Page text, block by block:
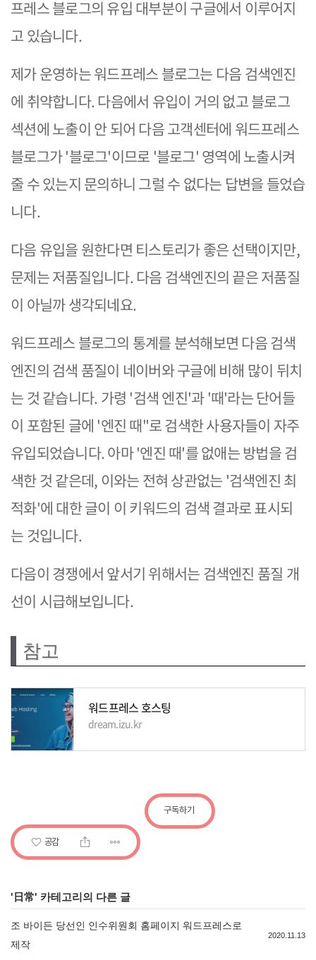
프레스 블로그의 유입 대부분이 구글에서 이루어지
고 있습니다.
제가 운영하는 워드프레스 블로그는 다음 검색엔진
에 취약합니다. 다음에서 유입이 거의 없고 블로그
섹션에 노출이 안 되어 다음 고객센터에 워드프레스
블로그가 '블로그'이므로 '블로그' 영역에 노출시켜
줄 수 있는지 문의하니 그럴 수 없다는 답변을 들었습
니다.
다음 유입을 원한다면 티스토리가 좋은 선택이지만,
문제는 저품질입니다. 다음 검색엔진의 끝은 저품질
이 아닐까 생각되네요.
워드프레스 블로그의 통계를 분석해보면 다음 검색
엔진의 검색 품질이 네이버와 구글에 비해 많이 뒤치
는 것 같습니다. 가령 '검색 엔진'과 '때'라는 단어들
이 포함된 글에 '엔진 때"로 검색한 사용자들이 자주
유입되었습니다. 아마 '엔진 때'를 없애는 방법을 검
색한 것 같은데, 이와는 전혀 상관없는 '검색엔진 최
적화'에 대한 글이 이 키워드의 검색 결과로 표시되
는 것입니다.
다음이 경쟁에서 앞서기 위해서는 검색엔진 품질 개
선이 시급해보입니다.
참고
워드프레스 호스팅
dream.izu.kr
공감
구독하기
' 日常' 카테고리의 다른 글
조 바이든 당선인 인수위원회 홈페이지 워드프레스로
제작
2020.11.13